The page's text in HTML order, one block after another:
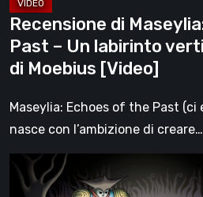
verticale
con
l’anima
di
Recensione di
Past – Un labirinto
di Moebius [Video]
Maseylia: Echoes of the Past
nasce con l’ambizione di creare…
Cesto